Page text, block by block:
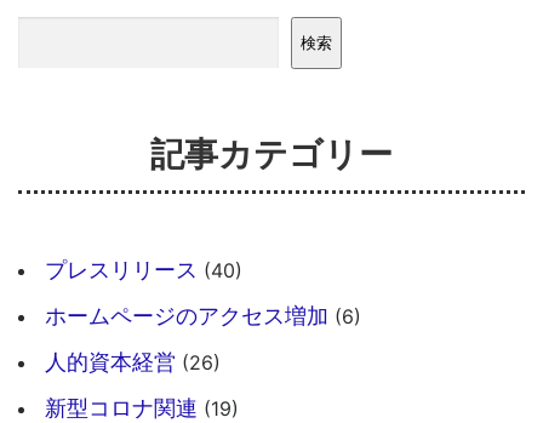
検索
記事カテゴリー
プレスリリース (40)
ホームページのアクセス増加 (6)
人的資本経営 (26)
新型コロナ関連 (19)